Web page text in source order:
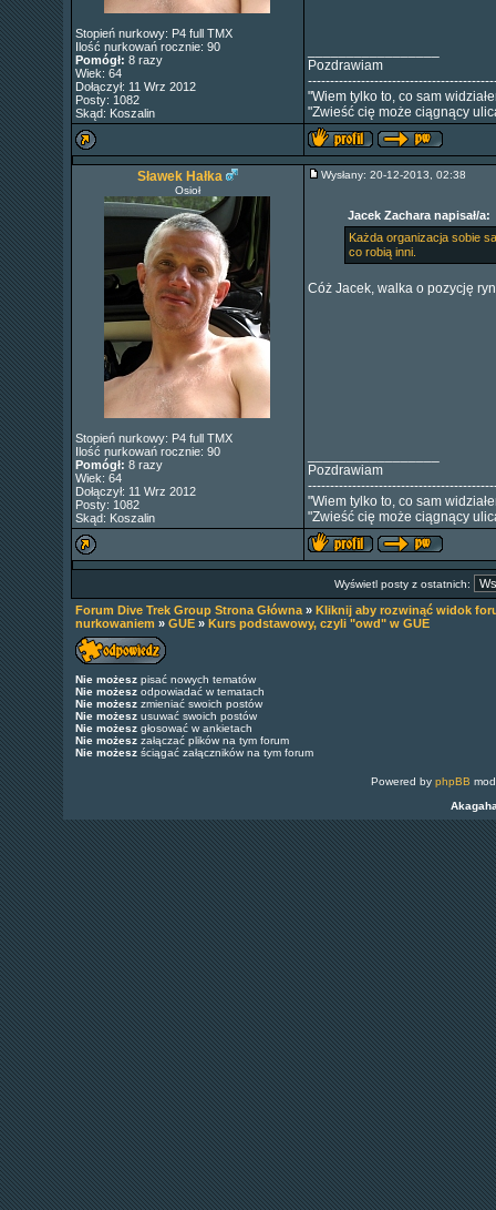
Stopień nurkowy: P4 full TMX
Ilość nurkowań rocznie: 90
Pomógł: 8 razy
Wiek: 64
Dołączył: 11 Wrz 2012
Posty: 1082
Skąd: Koszalin
Pozdrawiam
"Wiem tylko to, co sam
"Zwieść cię może ciągnący
Sławek Hałka
Osioł
Stopień nurkowy: P4 full TMX
Ilość nurkowań rocznie: 90
Pomógł: 8 razy
Wiek: 64
Dołączył: 11 Wrz 2012
Posty: 1082
Skąd: Koszalin
Wysłany: 20-12-2013, 02:38
Jacek Zachara napisał/a:
Każda organizacja sobie
co robią inni.
Cóż Jacek, walka o pozycję
Pozdrawiam
"Wiem tylko to, co sam
"Zwieść cię może ciągnący
Wyświetl posty z ostatnich:
Forum Dive Trek Group Strona Główna» Kliknij aby rozwinąć widok
nurkowaniem » GUE» Kurs podstawowy, czyli "owd" w GUE
Nie możeszpisać nowych tematów
Nie możeszodpowiadać w tematach
Nie możeszzmieniać swoich postów
Nie możeszusuwać swoich postów
Nie możeszgłosować w ankietach
Nie możeszzałączać plików na tym forum
Nie możeszściągać załączników na tym forum
Powered by phpBB